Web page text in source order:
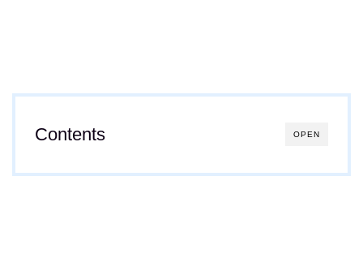
OPEN
Contents